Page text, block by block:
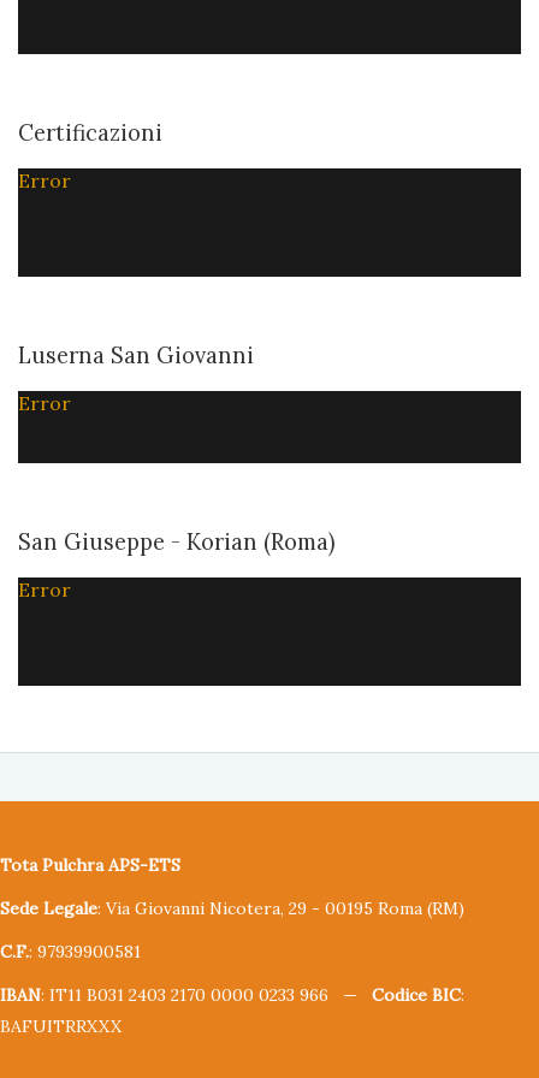
Certificazioni
Error
Luserna San Giovanni
Error
San Giuseppe - Korian (Roma)
Error
Tota Pulchra APS-ETS
Sede Legale: Via Giovanni Nicotera, 29 - 00195 Roma (RM)
C.F.: 97939900581
IBAN: IT11 B031 2403 2170 0000 0233 966 — Codice BIC:
BAFUITRRXXX